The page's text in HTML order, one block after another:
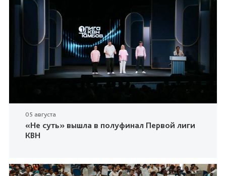
05 августа
«Не суть» вышла в полуфинал Первой лиги
КВН